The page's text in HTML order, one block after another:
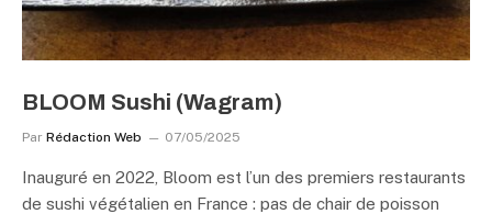
BLOOM Sushi (Wagram)
Par Rédaction Web 07/05/2025
Inauguré en 2022, Bloom est l’un des premiers restaurants
de sushi végétalien en France : pas de chair de poisson